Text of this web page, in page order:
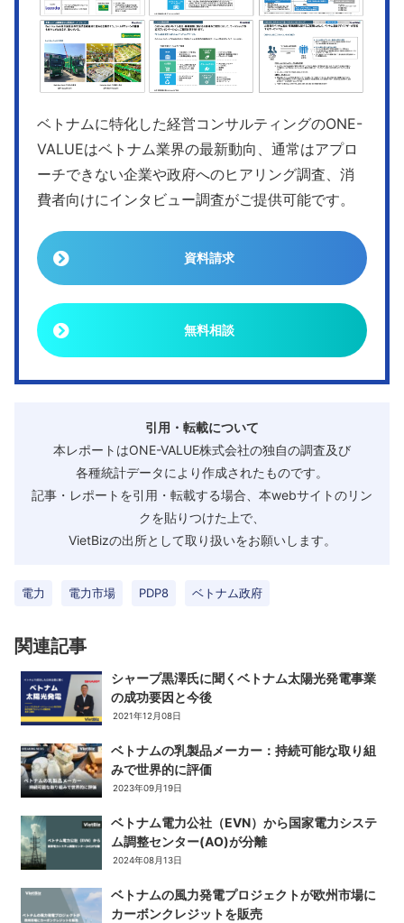
ベトナムに特化した経営コンサルティングのONE-
VALUEはベトナム業界の最新動向、通常はアプロ
ーチできない企業や政府へのヒアリング調査、消
費者向けにインタビュー調査がご提供可能です。
資料請求
無料相談
引用・転載について
本レポートはONE-VALUE株式会社の独自の調査及び
各種統計データにより作成されたものです。
記事・レポートを引用・転載する場合、本webサイトのリン
クを貼りつけた上で、
VietBizの出所として取り扱いをお願いします。
電力 電力市場 PDP8 ベトナム政府
関連記事
シャープ黒澤氏に聞くベトナム太陽光発電事業
の成功要因と今後
2021年12月08日
ベトナムの乳製品メーカー：持続可能な取り組
みで世界的に評価
2023年09月19日
ベトナム電力公社（EVN）から国家電力システ
ム調整センター(AO)が分離
2024年08月13日
ベトナムの風力発電プロジェクトが欧州市場に
カーボンクレジットを販売